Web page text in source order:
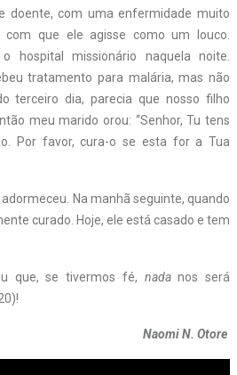
doente, com uma enfermidade muito
que ele agisse como um louco.
hospital missionário naquela noite.
tratamento para malária, mas não
terceiro dia, parecia que nosso filho
meu marido orou: “Senhor, Tu tens
Por favor, cura-o se esta for a Tua
Na manhã seguinte, quando
curado. Hoje, ele está casado e tem
que, se tivermos fé, nadanos será
Naomi N. Otore